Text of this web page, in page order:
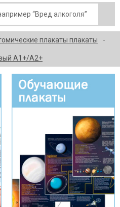
плакаты плакаты
А1+/А2+